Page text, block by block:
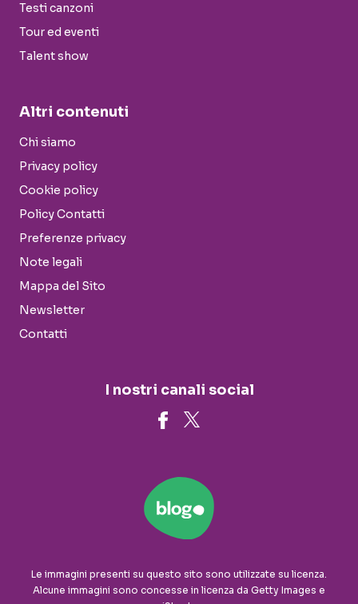
Testi canzoni
Tour ed eventi
Talent show
Altri contenuti
Chi siamo
Privacy policy
Cookie policy
Policy Contatti
Preferenze privacy
Note legali
Mappa del Sito
Newsletter
Contatti
I nostri canali social
Le immagini presenti su questo sito sono utilizzate su licenza.
Alcune immagini sono concesse in licenza da Getty Images e